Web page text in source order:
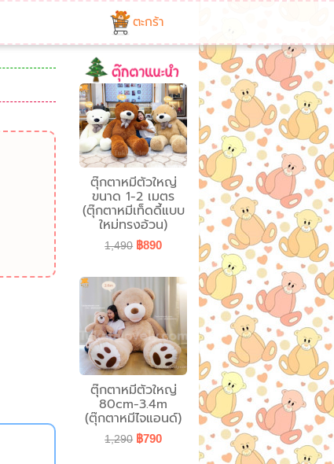
ตะกร้า
ตุ๊กตาหมีตัวใหญ่
ขนาด 1-2 เมตร
(ตุ๊กตาหมีเท็ดดี้แบบ
ใหม่ทรงอ้วน)
1,490 ฿890
ตุ๊กตาหมีตัวใหญ่
80cm-3.4m
(ตุ๊กตาหมีไจแอนด์)
1,290 ฿790